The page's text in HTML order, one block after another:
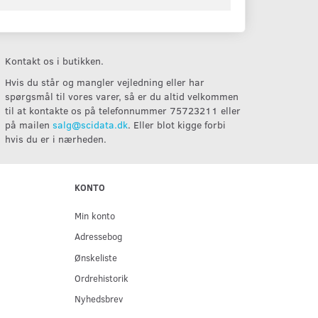
Kontakt os i butikken.
Hvis du står og mangler vejledning eller har
spørgsmål til vores varer, så er du altid velkommen
til at kontakte os på telefonnummer 75723211 eller
på mailen salg@scidata.dk. Eller blot kigge forbi
hvis du er i nærheden.
KONTO
Min konto
Adressebog
Ønskeliste
Ordrehistorik
Nyhedsbrev